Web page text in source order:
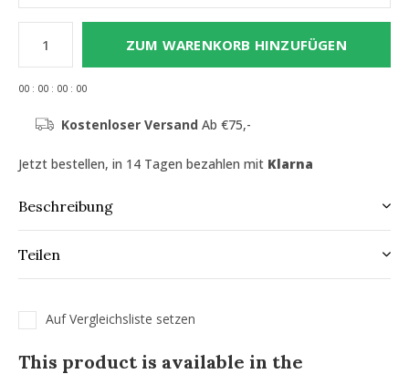
ZUM WARENKORB HINZUFÜGEN
00 : 00 : 00 : 00
Kostenloser Versand Ab €75,-
Jetzt bestellen, in 14 Tagen bezahlen mit Klarna
Beschreibung
Teilen
Auf Vergleichsliste setzen
This product is available in the